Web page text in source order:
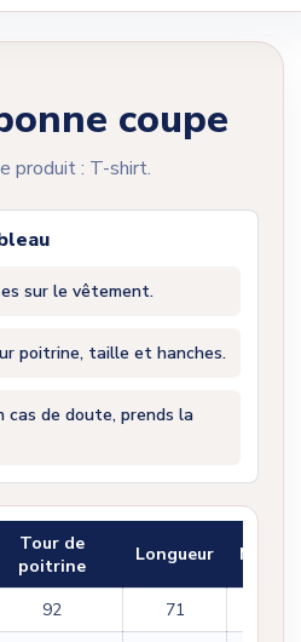
coupe
produit : T-shirt.
sur le vêtement.
poitrine, taille et hanches.
cas de doute, prends la
Tour de
poitrine
Longueur
92 71